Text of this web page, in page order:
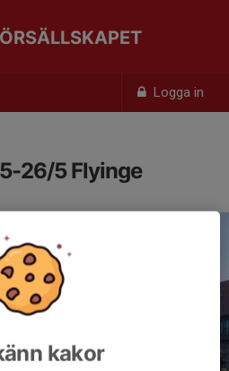
Logga in
26/5 Flyinge
kakor